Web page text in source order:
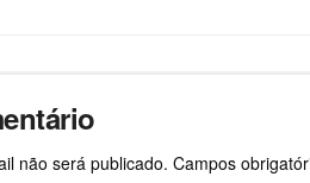
não será publicado. Campos